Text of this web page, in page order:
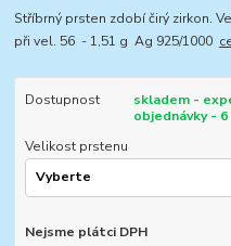
Stříbrný prsten zdobí čirý zirkon.
při vel. 56 - 1,51 g Ag 925/1000
Dostupnost
skladem -
objednávky - 6
Velikost prstenu
Nejsme plátci DPH